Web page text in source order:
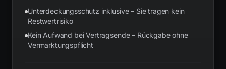
Unterdeckungsschutz inklusive – Sie tragen kein
Restwertrisiko
Kein Aufwand bei Vertragsende – Rückgabe ohne
Vermarktungspflicht